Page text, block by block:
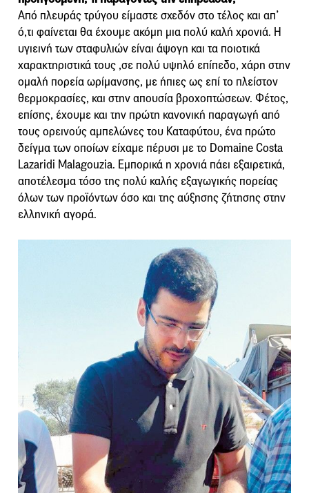
Από πλευράς τρύγου είμαστε σχεδόν στο τέλος και απ’
ό,τι φαίνεται θα έχουμε ακόμη μια πολύ καλή χρονιά. Η
υγιεινή των σταφυλιών είναι άψογη και τα ποιοτικά
χαρακτηριστικά τους ,σε πολύ υψηλό επίπεδο, χάρη στην
ομαλή πορεία ωρίμανσης, με ήπιες ως επί το πλείστον
θερμοκρασίες, και στην απουσία βροχοπτώσεων. Φέτος,
επίσης, έχουμε και την πρώτη κανονική παραγωγή από
τους ορεινούς αμπελώνες του Καταφύτου, ένα πρώτο
δείγμα των οποίων είχαμε πέρυσι με το Domaine Costa
Lazaridi Malagouzia. Εμπορικά η χρονιά πάει εξαιρετικά,
αποτέλεσμα τόσο της πολύ καλής εξαγωγικής πορείας
όλων των προϊόντων όσο και της αύξησης ζήτησης στην
ελληνική αγορά.